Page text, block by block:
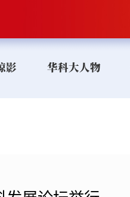
影 华科大人物